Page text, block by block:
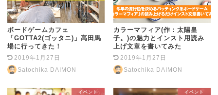
ボードゲームカフェ
「GOTTA2(ゴッタニ)」高田馬
場に行ってきた！
2019年1月27日
Satochika DAIMON
カラーマフィア(作：太陽皇
子。)の魅力とインスト用読み
上げ文章を書いてみた
2019年1月27日
Satochika DAIMON
イベント イベント